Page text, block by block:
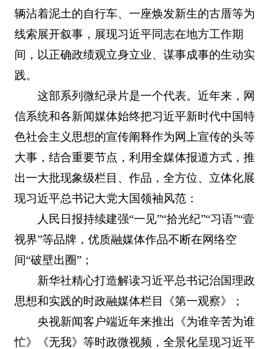
辆沾着泥土的自行车、一座焕发新生的古厝等为
线索展开叙事，展现习近平同志在地方工作期
间，以正确政绩观立身立业、谋事成事的生动实
践。
这部系列微纪录片是一个代表。近年来，网
信系统和各新闻媒体始终把习近平新时代中国特
色社会主义思想的宣传阐释作为网上宣传的头等
大事，结合重要节点，利用全媒体报道方式，推
出一大批现象级栏目、作品，全方位、立体化展
现习近平总书记大党大国领袖风范：
人民日报持续建强“一见”“拾光纪”“习语”“壹
视界”等品牌，优质融媒体作品不断在网络空
间“破壁出圈”；
新华社精心打造解读习近平总书记治国理政
思想和实践的时政融媒体栏目《第一观察》；
央视新闻客户端近年来推出《为谁辛苦为谁
忙》《无我》等时政微视频，全景化呈现习近平